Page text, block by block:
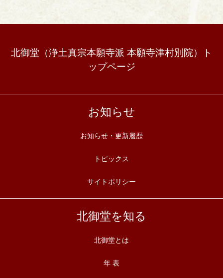
北御堂（浄土真宗本願寺派 本願寺津村別院）ト
ップページ
お知らせ
お知らせ・更新履歴
トピックス
サイトポリシー
北御堂を知る
北御堂とは
年 表